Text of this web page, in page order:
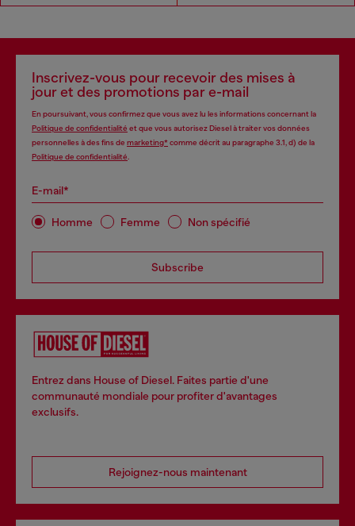
Inscrivez-vous pour recevoir des mises à
jour et des promotions par e-mail
En poursuivant, vous confirmez que vous avez lu les informations concernant la
Politique de confidentialité et que vous autorisez Diesel à traiter vos données
personnelles à des fins de marketing*comme décrit au paragraphe 3.1, d) de la
Politique de confidentialité.
E-mail*
Homme Femme Non spécifié
Subscribe
Entrez dans House of Diesel. Faites partie d'une
communauté mondiale pour profiter d'avantages
exclusifs.
Rejoignez-nous maintenant